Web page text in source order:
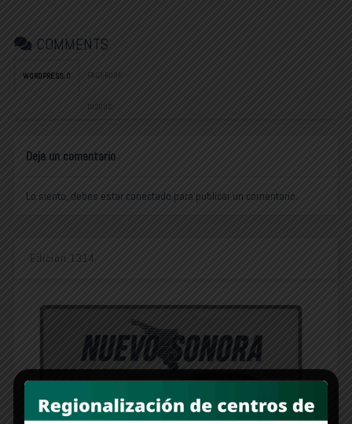
COMMENTS
WORDPRESS: 0 FACEBOOK:
DISQUS:
Deja un comentario
Lo siento, debes estar conectado para publicar un comentario.
Edición 1314